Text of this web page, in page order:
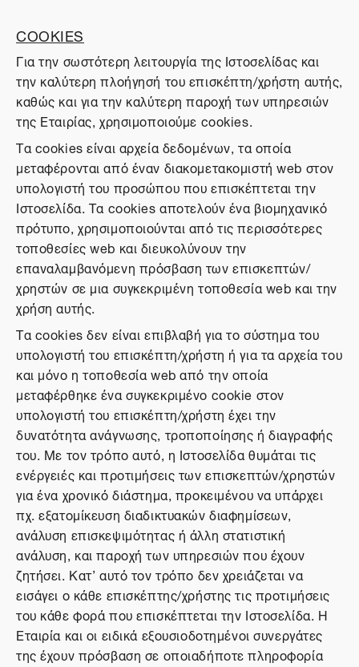
COOKIES
Για την σωστότερη λειτουργία της Ιστοσελίδας και
την καλύτερη πλοήγησή του επισκέπτη/χρήστη αυτής,
καθώς και για την καλύτερη παροχή των υπηρεσιών
της Εταιρίας, χρησιμοποιούμε cookies.
Τα cookies είναι αρχεία δεδομένων, τα οποία
μεταφέρονται από έναν διακομετακομιστή web στον
υπολογιστή του προσώπου που επισκέπτεται την
Ιστοσελίδα. Τα cookies αποτελούν ένα βιομηχανικό
πρότυπο, χρησιμοποιούνται από τις περισσότερες
τοποθεσίες web και διευκολύνουν την
επαναλαμβανόμενη πρόσβαση των επισκεπτών/
χρηστών σε μια συγκεκριμένη τοποθεσία web και την
χρήση αυτής.
Τα cookies δεν είναι επιβλαβή για το σύστημα του
υπολογιστή του επισκέπτη/χρήστη ή για τα αρχεία του
και μόνο η τοποθεσία web από την οποία
μεταφέρθηκε ένα συγκεκριμένο cookie στον
υπολογιστή του επισκέπτη/χρήστη έχει την
δυνατότητα ανάγνωσης, τροποποίησης ή διαγραφής
του. Με τον τρόπο αυτό, η Ιστοσελίδα θυμάται τις
ενέργειές και προτιμήσεις των επισκεπτών/χρηστών
για ένα χρονικό διάστημα, προκειμένου να υπάρχει
πχ. εξατομίκευση διαδικτυακών διαφημίσεων,
ανάλυση επισκεψιμότητας ή άλλη στατιστική
ανάλυση, και παροχή των υπηρεσιών που έχουν
ζητήσει. Κατ’ αυτό τον τρόπο δεν χρειάζεται να
εισάγει ο κάθε επισκέπτης/χρήστης τις προτιμήσεις
του κάθε φορά που επισκέπτεται την Ιστοσελίδα. Η
Εταιρία και οι ειδικά εξουσιοδοτημένοι συνεργάτες
της έχουν πρόσβαση σε οποιαδήποτε πληροφορία